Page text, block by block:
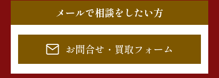
メールで相談をしたい方
お問合せ・買取フォーム